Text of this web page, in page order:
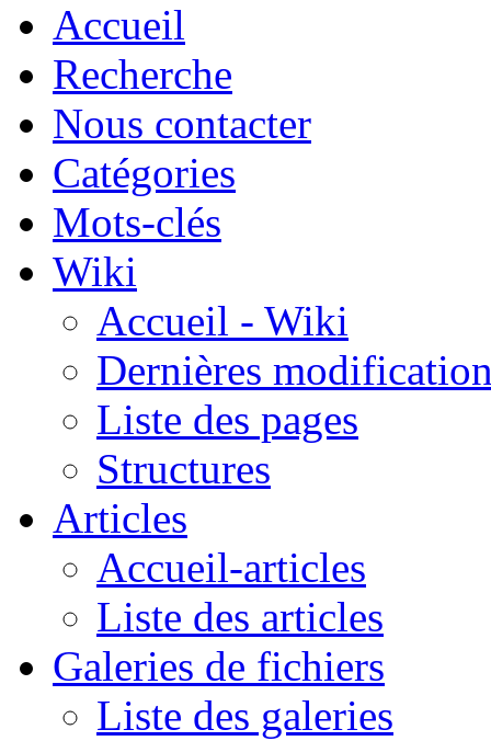
Accueil
Recherche
Nous contacter
Catégories
Mots-clés
Wiki
Accueil - Wiki
Dernières
Liste des pages
Structures
Articles
Accueil-articles
Liste des articles
Galeries de fichiers
Liste des galeries